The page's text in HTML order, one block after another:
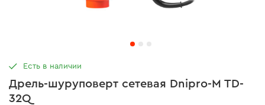
Дрель-шуруповерт сетевая Dnipro-M TD-
32Q
Есть в наличии